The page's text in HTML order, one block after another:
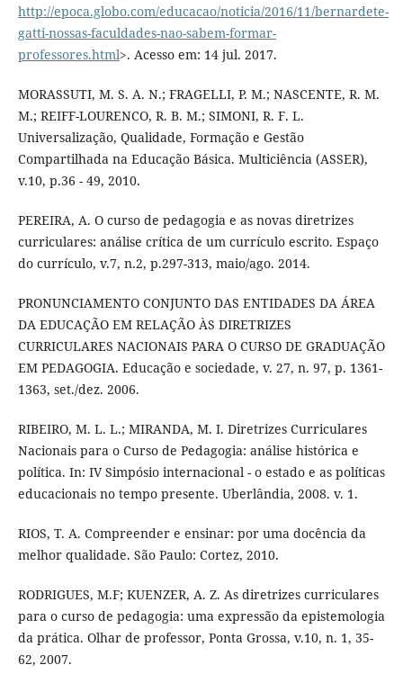
http://epoca.globo.com/educacao/noticia/2016/11/bernardete-
gatti-nossas-faculdades-nao-sabem-formar-
professores.html>. Acesso em: 14 jul. 2017.
MORASSUTI, M. S. A. N.; FRAGELLI, P. M.; NASCENTE, R. M.
M.; REIFF-LOURENCO, R. B. M.; SIMONI, R. F. L.
Universalização, Qualidade, Formação e Gestão
Compartilhada na Educação Básica. Multiciência (ASSER),
v.10, p.36 - 49, 2010.
PEREIRA, A. O curso de pedagogia e as novas diretrizes
curriculares: análise crítica de um currículo escrito. Espaço
do currículo, v.7, n.2, p.297-313, maio/ago. 2014.
PRONUNCIAMENTO CONJUNTO DAS ENTIDADES DA ÁREA
DA EDUCAÇÃO EM RELAÇÃO ÀS DIRETRIZES
CURRICULARES NACIONAIS PARA O CURSO DE GRADUAÇÃO
EM PEDAGOGIA. Educação e sociedade, v. 27, n. 97, p. 1361-
1363, set./dez. 2006.
RIBEIRO, M. L. L.; MIRANDA, M. I. Diretrizes Curriculares
Nacionais para o Curso de Pedagogia: análise histórica e
política. In: IV Simpósio internacional - o estado e as políticas
educacionais no tempo presente. Uberlândia, 2008. v. 1.
RIOS, T. A. Compreender e ensinar: por uma docência da
melhor qualidade. São Paulo: Cortez, 2010.
RODRIGUES, M.F; KUENZER, A. Z. As diretrizes curriculares
para o curso de pedagogia: uma expressão da epistemologia
da prática. Olhar de professor, Ponta Grossa, v.10, n. 1, 35-
62, 2007.